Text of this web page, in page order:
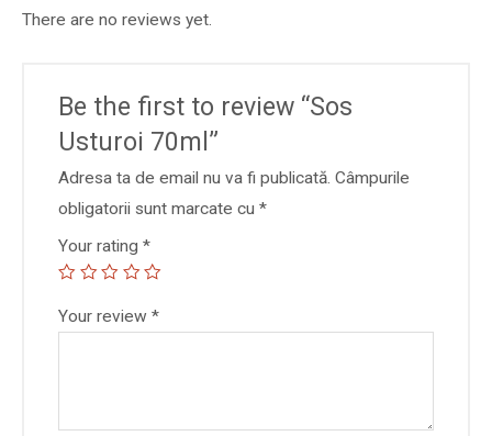
There are no reviews yet.
Be the first to review “Sos
Usturoi 70ml”
Adresa ta de email nu va fi publicată. Câmpurile
obligatorii sunt marcate cu *
Your rating *
Your review *